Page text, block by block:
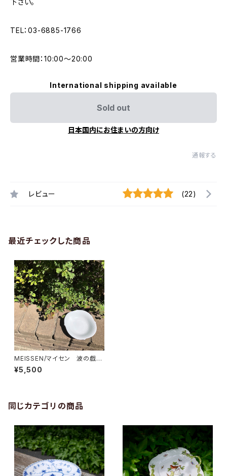
下さい。
TEL：03-6885-1766
営業時間：10:00〜20:00
International shipping available
Sold out
日本国内にお住まいの方向け
通報する
レビュー (22)
最近チェックした商品
MEISSEN/マイセン 波の戯
れ サラダディッシュ
¥5,500
同じカテゴリの商品